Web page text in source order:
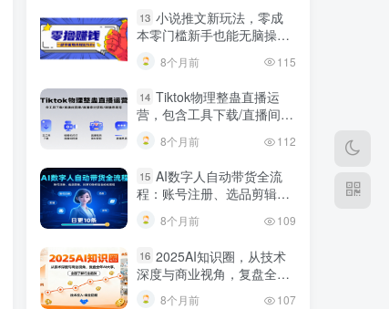
13 小说推文新玩法，零成
本零门槛新手也能无脑操
8个月前 115
14 Tiktok物理整蛊直播运
营，包含工具下载/直播间搭
建/直播素材获取/跟播思路
等
8个月前 112
15 AI数字人自动带货全流
程：账号注册、选品剪辑，
日更10条作品自动化变现
8个月前 109
16 2025AI知识圈，从技术
深度与商业视角，复盘全年
AI大事，全面了解行业趋势
8个月前 107